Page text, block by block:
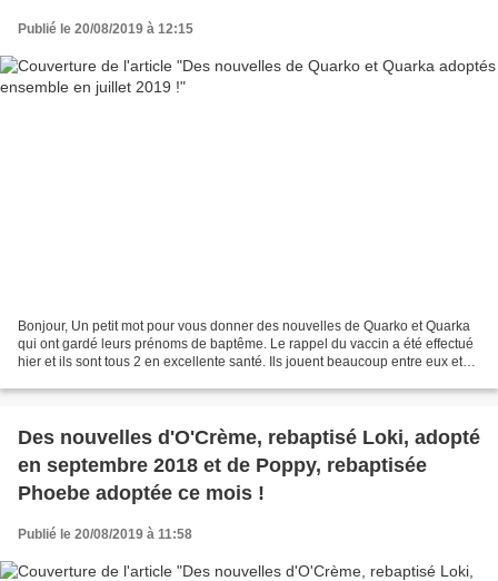
Publié le 20/08/2019 à 12:15
Bonjour, Un petit mot pour vous donner des nouvelles de Quarko et Quarka
qui ont gardé leurs prénoms de baptême. Le rappel du vaccin a été effectué
hier et ils sont tous 2 en excellente santé. Ils jouent beaucoup entre eux et
Des nouvelles d'O'Crème, rebaptisé Loki, adopté
en septembre 2018 et de Poppy, rebaptisée
Phoebe adoptée ce mois !
Publié le 20/08/2019 à 11:58